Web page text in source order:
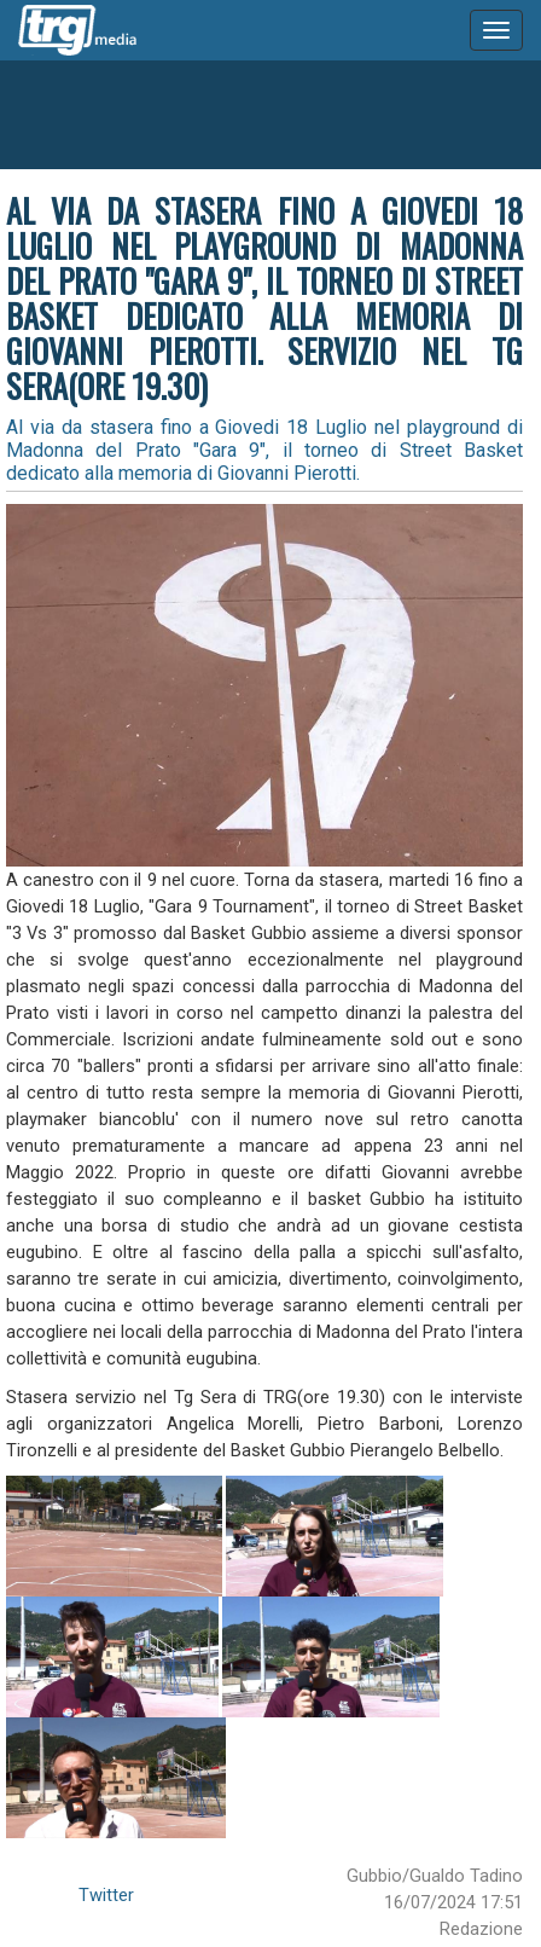
AL VIA DA STASERA FINO A GIOVEDI 18
LUGLIO NEL PLAYGROUND DI MADONNA
DEL PRATO "GARA 9", IL TORNEO DI STREET
BASKET DEDICATO ALLA MEMORIA DI
GIOVANNI PIEROTTI. SERVIZIO NEL TG
SERA(ORE 19.30)
Al via da stasera fino a Giovedi 18 Luglio nel playground di
Madonna del Prato "Gara 9", il torneo di Street Basket
dedicato alla memoria di Giovanni Pierotti.
A canestro con il 9 nel cuore. Torna da stasera, martedi 16 fino a
Giovedi 18 Luglio, "Gara 9 Tournament", il torneo di Street Basket
"3 Vs 3" promosso dal Basket Gubbio assieme a diversi sponsor
che si svolge quest'anno eccezionalmente nel playground
plasmato negli spazi concessi dalla parrocchia di Madonna del
Prato visti i lavori in corso nel campetto dinanzi la palestra del
Commerciale. Iscrizioni andate fulmineamente sold out e sono
circa 70 "ballers" pronti a sfidarsi per arrivare sino all'atto finale:
al centro di tutto resta sempre la memoria di Giovanni Pierotti,
playmaker biancoblu' con il numero nove sul retro canotta
venuto prematuramente a mancare ad appena 23 anni nel
Maggio 2022. Proprio in queste ore difatti Giovanni avrebbe
festeggiato il suo compleanno e il basket Gubbio ha istituito
anche una borsa di studio che andrà ad un giovane cestista
eugubino. E oltre al fascino della palla a spicchi sull'asfalto,
saranno tre serate in cui amicizia, divertimento, coinvolgimento,
buona cucina e ottimo beverage saranno elementi centrali per
accogliere nei locali della parrocchia di Madonna del Prato l'intera
collettività e comunità eugubina.
Stasera servizio nel Tg Sera di TRG(ore 19.30) con le interviste
agli organizzatori Angelica Morelli, Pietro Barboni, Lorenzo
Tironzelli e al presidente del Basket Gubbio Pierangelo Belbello.
Gubbio/Gualdo Tadino
16/07/2024 17:51
Redazione
Twitter